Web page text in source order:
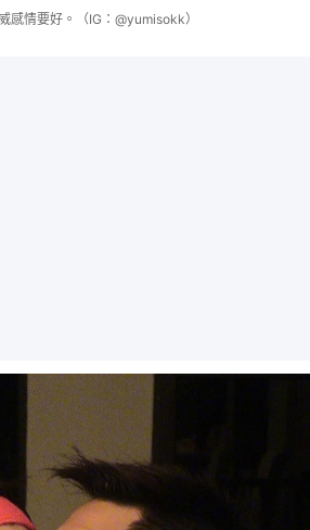
感情要好。（IG：@yumisokk）